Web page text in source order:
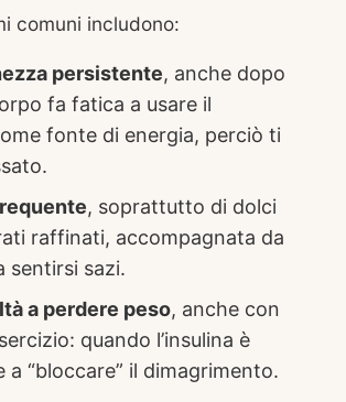
comuni includono:
persistente, anche dopo
fa fatica a usare il
fonte di energia, perciò ti
, soprattutto di dolci
raffinati, accompagnata da
sentirsi sazi.
a perdere peso, anche con
quando l’insulina è
a “bloccare” il dimagrimento.